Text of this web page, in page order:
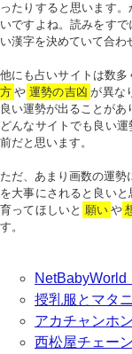
ったりすると思います
いですよね。読みをす
い漢字を決めていて合わ
他にも占いサイトは数多
方 や 運勢の吉凶 が異な
良い運勢が出ることがあ
どんなサイトでも良い
前だと思います。
ただ、あまり画数の運
を大事にされると良い
育ってほしいと 願い や
す。
NetBabyWorld
授乳服とマタ
アカチャンホ
西松屋チェー